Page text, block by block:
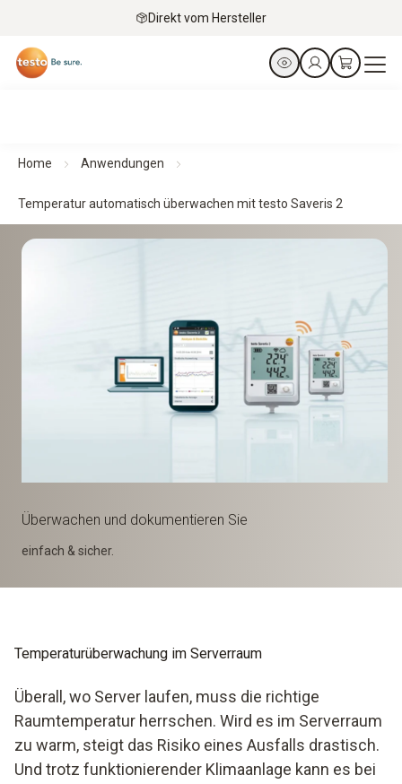
Direkt vom Hersteller
Home Anwendungen
Temperatur automatisch überwachen mit testo Saveris 2
Überwachen und dokumentieren Sie
einfach & sicher.
Temperaturüberwachung im Serverraum
Überall, wo Server laufen, muss die richtige
Raumtemperatur herrschen. Wird es im Serverraum
zu warm, steigt das Risiko eines Ausfalls drastisch.
Und trotz funktionierender Klimaanlage kann es bei